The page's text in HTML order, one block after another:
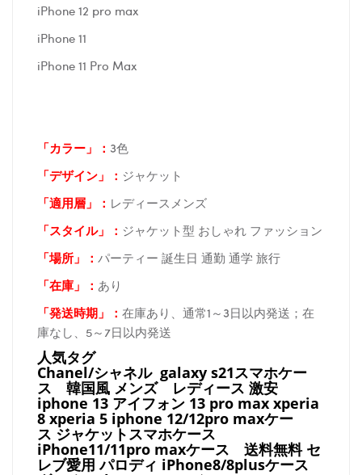
iPhone 12 pro max
iPhone 11
iPhone 11 Pro Max
「カラー」： 3色
「デザイン」
： ジャケット
「適用層」： レディースメンズ
「スタイル」： ジャケット型 おしゃれ ファッション
「場所 」： パーティー 誕生日 通勤 通学 旅行
「在庫 」： あり
「発送時期 」： 在庫あり、通常1～3日以内発送；在
庫なし、5～7日以内発送
人気タグ
Chanel/シャネル galaxy s21スマホケー
ス 韓国風 メンズ レディース 激安
iphone 13 アイフォン 13 pro max xperia
8 xperia 5 iphone 12/12pro maxケー
ス ジャケットスマホケース
iPhone11/11pro maxケース 送料無料 セ
レブ愛用 パロディ iPhone8/8plusケース